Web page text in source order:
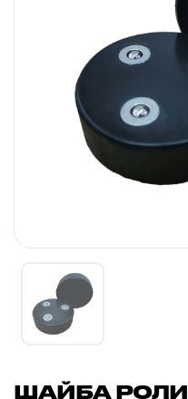
ШАЙБА